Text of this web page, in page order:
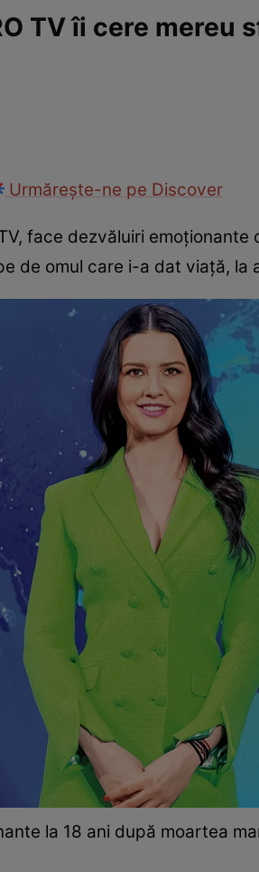
TV îi cere mereu
Urmărește-ne pe Discover
face dezvăluiri emoționante
de omul care i-a dat viață, la
la 18 ani după moartea